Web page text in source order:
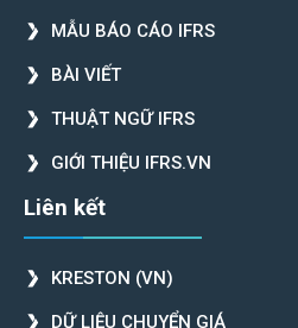
MẪU BÁO CÁO IFRS
BÀI VIẾT
THUẬT NGỮ IFRS
GIỚI THIỆU IFRS.VN
Liên kết
KRESTON (VN)
DỮ LIỆU CHUYỂN GIÁ